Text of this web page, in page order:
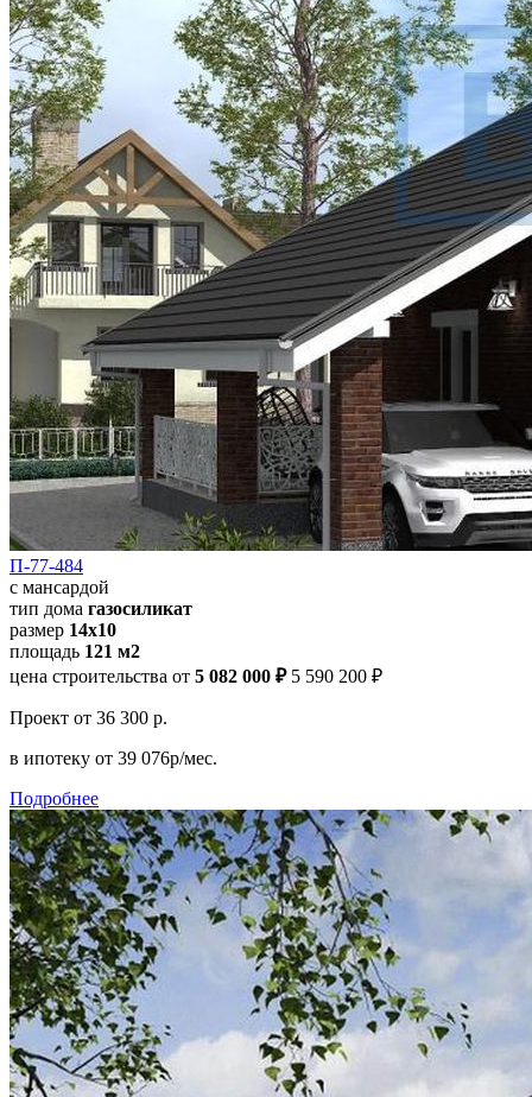
П-77-484
с мансардой
тип дома газосиликат
размер 14х10
площадь 121 м2
цена строительства от 5 082 000 ₽ 5 590 200 ₽
Проект от 36 300 р.
в ипотеку от 39 076р/мес.
Подробнее